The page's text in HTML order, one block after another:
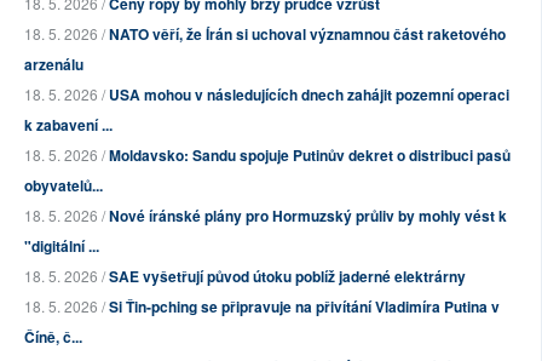
18. 5. 2026 /NATO věří, že Írán si uchoval významnou část raketového
arzenálu
18. 5. 2026 /USA mohou v následujících dnech zahájit pozemní operaci
k zabavení ...
18. 5. 2026 /Moldavsko: Sandu spojuje Putinův dekret o distribuci pasů
obyvatelů...
18. 5. 2026 /Nové íránské plány pro Hormuzský průliv by mohly vést k
"digitální ...
18. 5. 2026 /SAE vyšetřují původ útoku poblíž jaderné elektrárny
18. 5. 2026 /Si Ťin-pching se připravuje na přivítání Vladimíra Putina v
Číně, č...